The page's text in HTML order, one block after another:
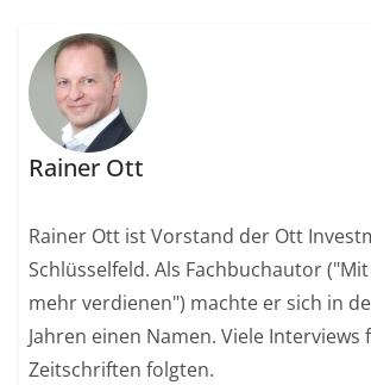
Rainer Ott
Rainer Ott ist Vorstand der Ott
Schlüsselfeld. Als Fachbuchautor
mehr verdienen") machte er sich in
Jahren einen Namen. Viele
Zeitschriften folgten.